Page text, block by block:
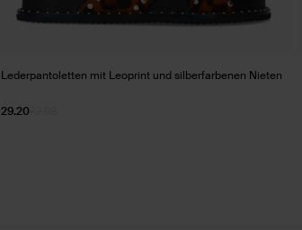
Lederpantoletten mit Leoprint und silberfarbenen Nieten
72.98
29.20